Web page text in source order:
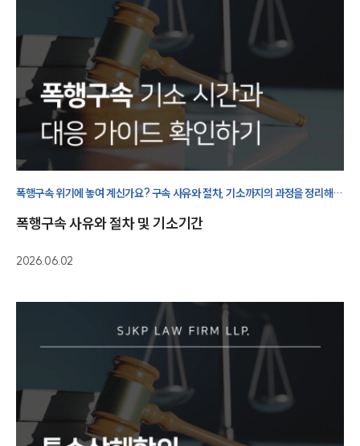
폭행구속 위기에 놓여 계신가요? 구속 사유와 절차, 기소까지의 과정을 정리해
폭행구속 사유와 절차 및 기소기간
2026.06.02